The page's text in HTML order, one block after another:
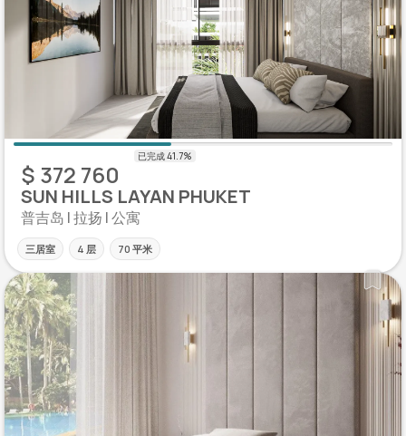
$ 372 760
SUN HILLS LAYAN PHUKET
普吉岛 | 拉扬 | 公寓
三居室 4 层 70 平米